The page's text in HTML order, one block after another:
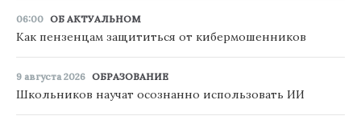
06:00 ОБ АКТУАЛЬНОМ
Как пензенцам защититься от кибермошенников
9 августа 2026 ОБРАЗОВАНИЕ
Школьников научат осознанно использовать ИИ